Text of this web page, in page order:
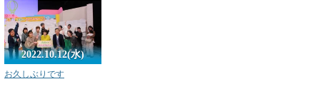
2022.10.12(水)
お久しぶりです